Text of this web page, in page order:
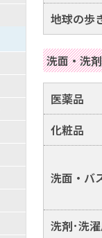
地球の歩
洗面・洗
医薬品
化粧品
洗面・バ
洗剤･洗